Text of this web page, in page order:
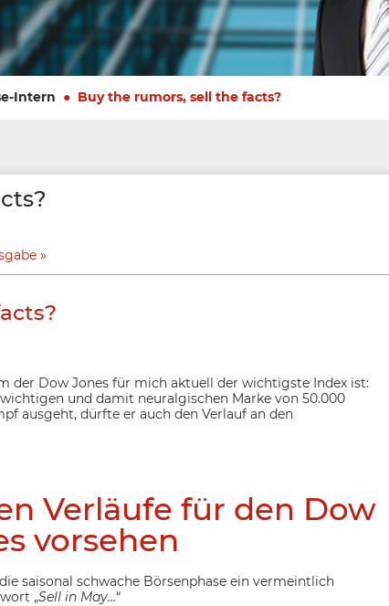
Intern Buy the rumors, sell the facts?
der Dow Jones für mich aktuell der wichtigste Index ist:
und damit neuralgischen Marke von 50.000
ausgeht, dürfte er auch den Verlauf an den
Verläufe für den Dow
vorsehen
saisonal schwache Börsenphase ein vermeintlich
„Sell in May…“